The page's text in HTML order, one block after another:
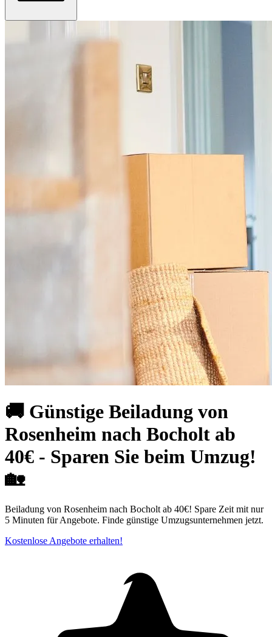
🚚 Günstige Beiladung von
Rosenheim nach Bocholt ab
40€ - Sparen Sie beim Umzug!
🏡
Beiladung von Rosenheim nach Bocholt ab 40€! Spare Zeit mit nur
5 Minuten für Angebote. Finde günstige Umzugsunternehmen jetzt.
Kostenlose Angebote erhalten!